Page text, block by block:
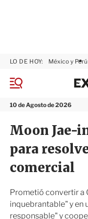
M
n
10 de Agosto de 2026
LO DE HOY: México y Perú
Moon Jae-
para
comercial
Prometió convertir a
inquebrantable" y en
responsable" y